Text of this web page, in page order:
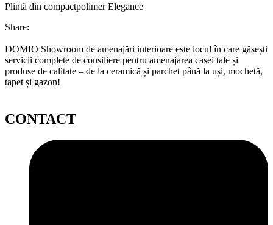
Plintă din compactpolimer Elegance
Share:
DOMIO Showroom de amenajări interioare este locul în care găsești
servicii complete de consiliere pentru amenajarea casei tale și
produse de calitate – de la ceramică și parchet până la uși, mochetă,
tapet și gazon!
CONTACT